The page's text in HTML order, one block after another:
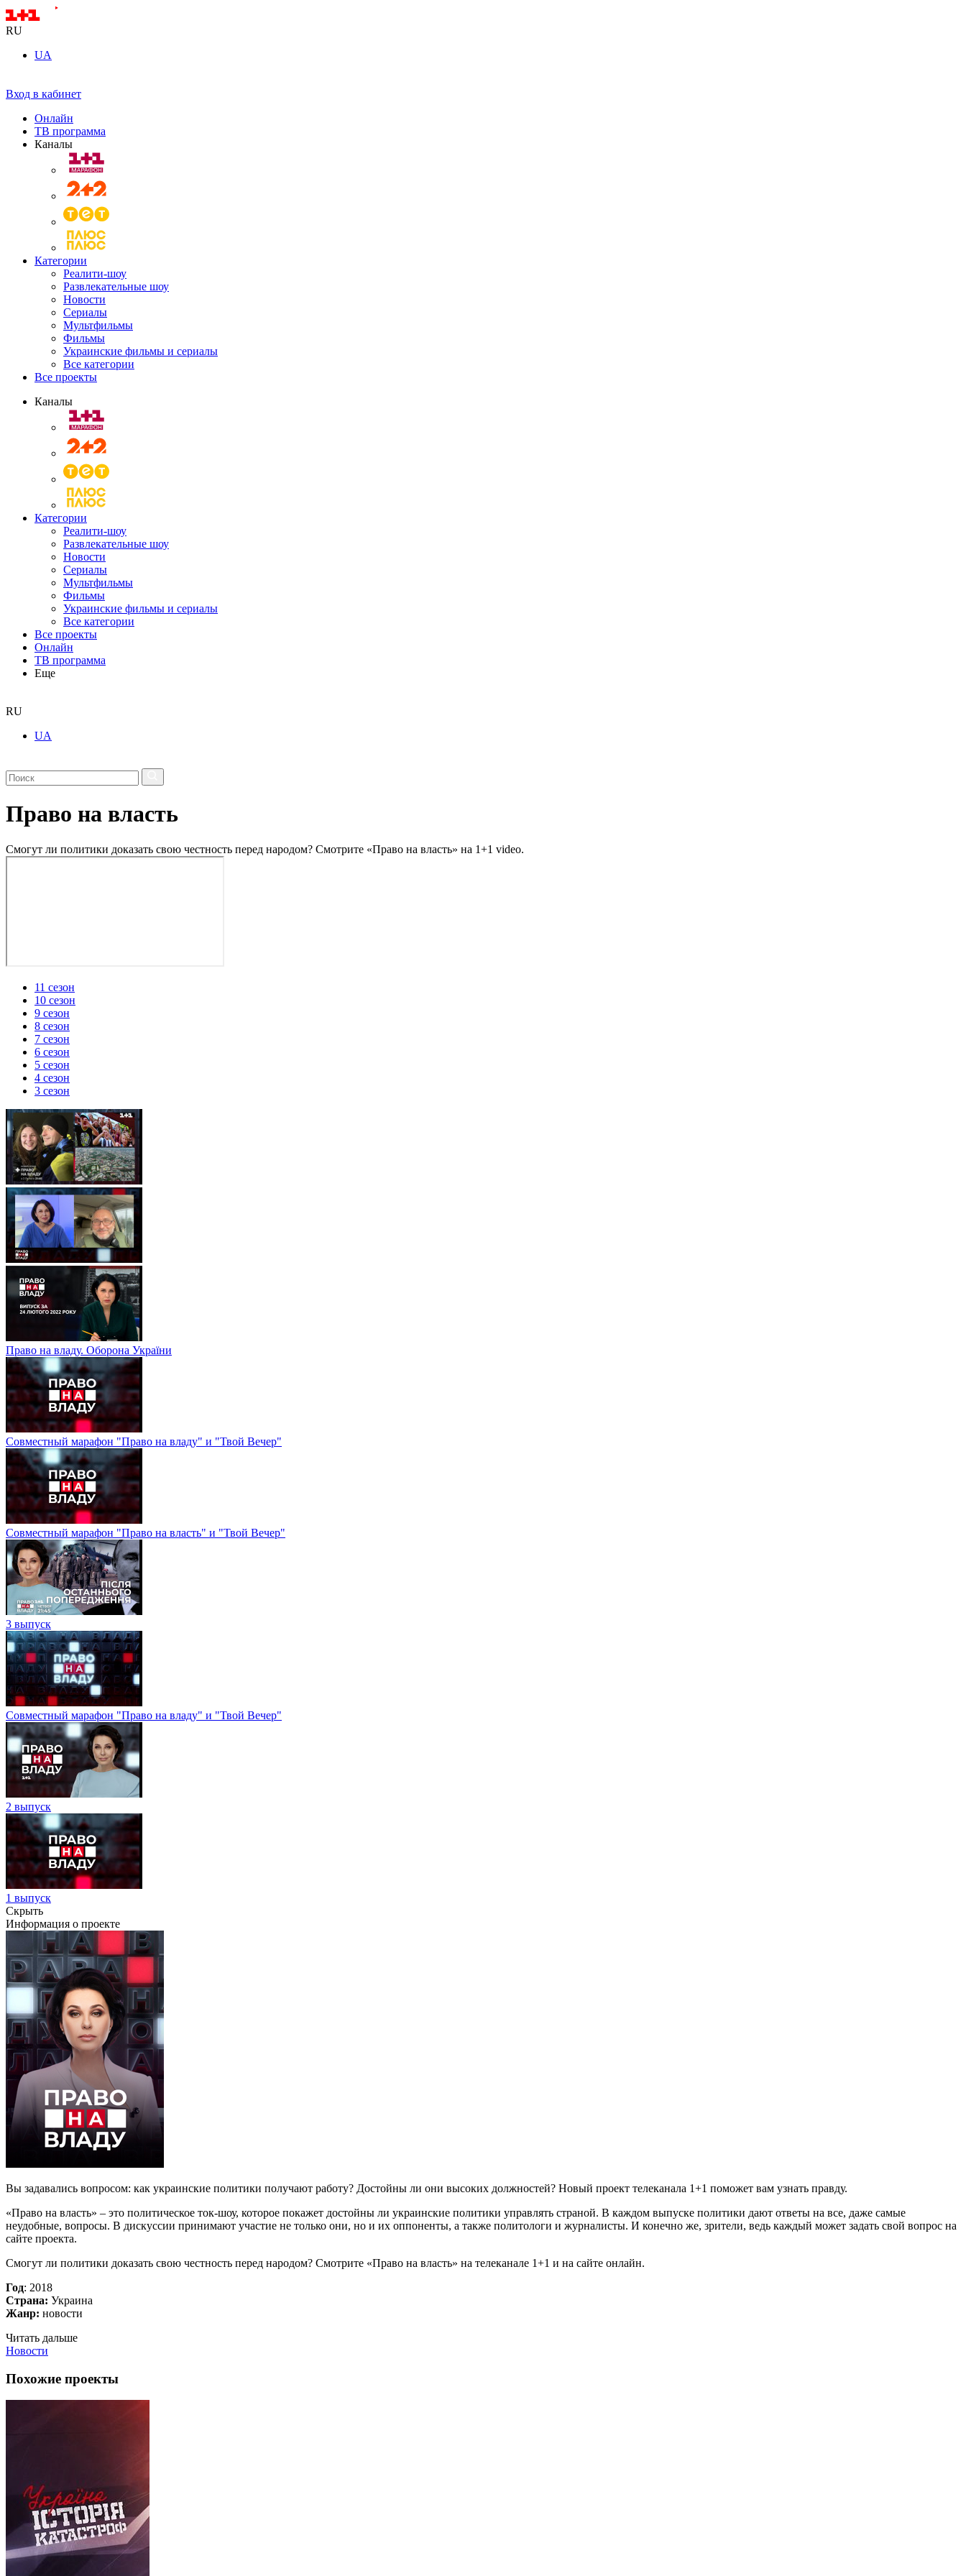
RU
UA
Вход в кабинет
Онлайн
ТВ программа
Каналы
Категории
Реалити-шоу
Развлекательные шоу
Новости
Сериалы
Мультфильмы
Фильмы
Украинские фильмы и сериалы
Все категории
Все проекты
Каналы
Категории
Реалити-шоу
Развлекательные шоу
Новости
Сериалы
Мультфильмы
Фильмы
Украинские фильмы и сериалы
Все категории
Все проекты
Онлайн
ТВ программа
Еще
RU
UA
Право на власть
Смогут ли политики доказать свою честность перед народом? Смотрите «Право на власть» на 1+1 video.
11 сезон
10 сезон
9 сезон
8 сезон
7 сезон
6 сезон
5 сезон
4 сезон
3 сезон
Право на владу. Оборона України
Совместный марафон "Право на владу" и "Твой Вечер"
Совместный марафон "Право на власть" и "Твой Вечер"
3 выпуск
Совместный марафон "Право на владу" и "Твой Вечер"
2 выпуск
1 выпуск
Скрыть
Информация о проекте
Вы задавались вопросом: как украинские политики получают работу? Достойны ли они высоких должностей? Новый проект телеканала 1+1 поможет вам узнать правду.
«Право на власть» – это политическое ток-шоу, которое покажет достойны ли украинские политики управлять страной. В каждом выпуске политики дают ответы на все, даже самые
неудобные, вопросы. В дискуссии принимают участие не только они, но и их оппоненты, а также политологи и журналисты. И конечно же, зрители, ведь каждый может задать свой вопрос на
сайте проекта.
Смогут ли политики доказать свою честность перед народом? Смотрите «Право на власть» на телеканале 1+1 и на сайте онлайн.
Год: 2018
Страна: Украина
Жанр: новости
Читать дальше
Новости
Похожие проекты